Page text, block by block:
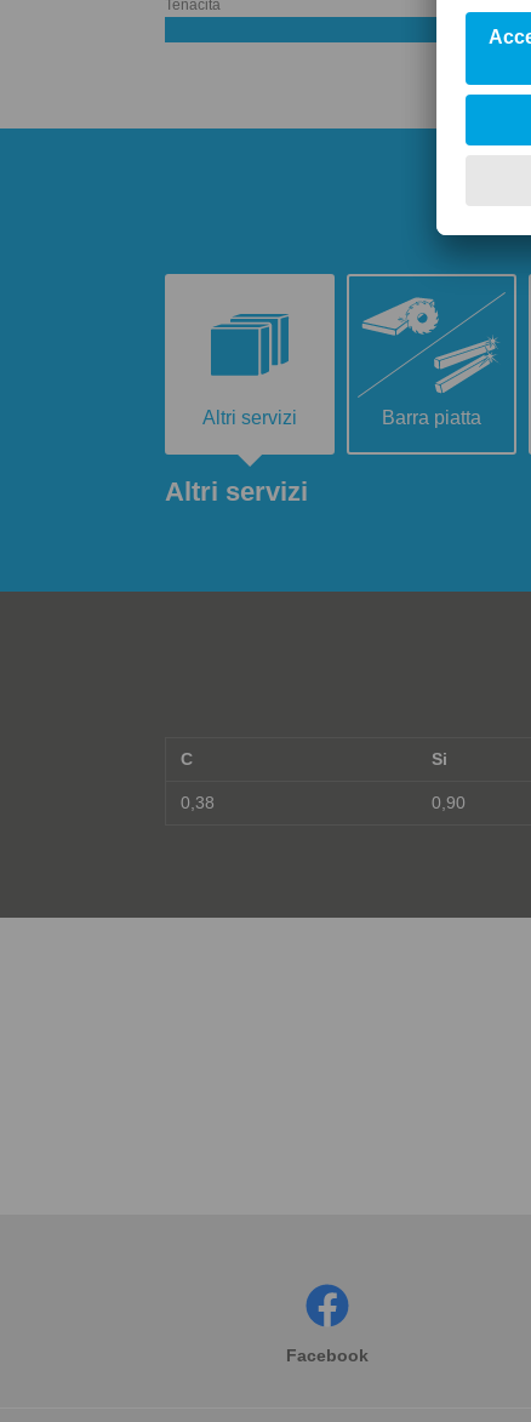
Tenacità
Altri servizi
Altri servizi
Barra piatta
C Si
0,38 0,90
Facebook